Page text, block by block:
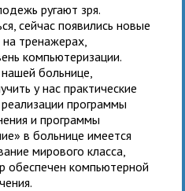
ругают зря.
сейчас появились новые
тренажерах,
компьютеризации.
больнице,
у нас практические
программы
и программы
в больнице имеется
мирового класса,
обеспечен компьютерной